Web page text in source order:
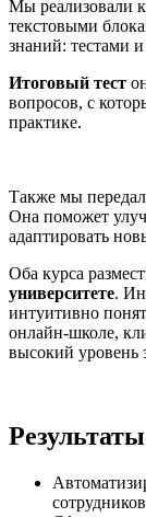
Мы реализовали
текстовыми
знаний: тестами
Итоговый тест
вопросов, с
практике.
Также мы
Она поможет
адаптировать
Оба курса
университете.
интуитивно
онлайн-школе,
высокий уровень
Результаты